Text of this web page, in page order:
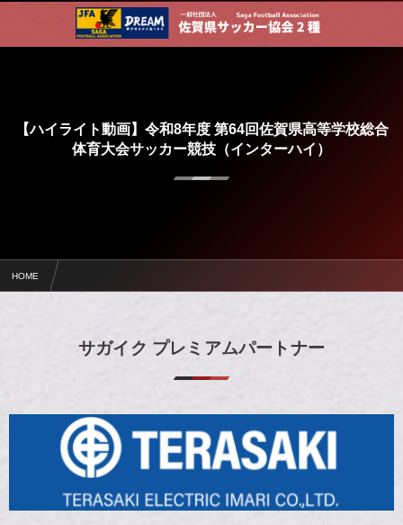
【ハイライト動画】令和8年度 第64回佐賀県高等学校総合
体育大会サッカー競技（インターハイ）
HOME
【ハイライト動画】令和8年度 第64回佐賀県高等学校総合体育大会サッカー競技（インターハイ
サガイク プレミアムパートナー